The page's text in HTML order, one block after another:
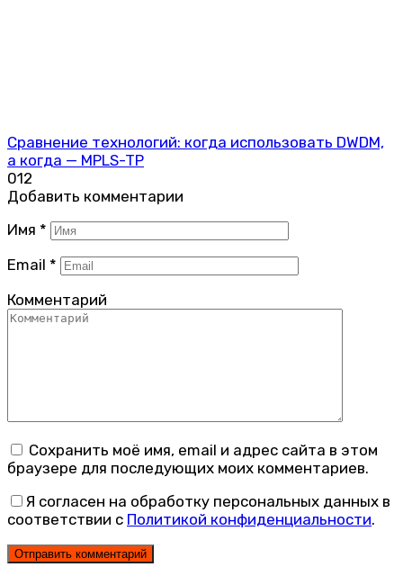
Сравнение технологий: когда использовать DWDM,
а когда — MPLS-TP
012
Добавить комментарии
Имя *
Email *
Комментарий
Сохранить моё имя, email и адрес сайта в этом
браузере для последующих моих комментариев.
Я согласен на обработку персональных данных в
соответствии с Политикой конфиденциальности.